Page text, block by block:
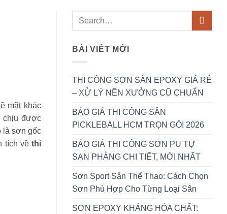
mặt khác
chịu được
là sơn gốc
tích vềthi
BÀI VIẾT MỚI
THI CÔNG SƠN SÀN EPOXY GIÁ RẺ
– XỬ LÝ NỀN XƯỞNG CŨ CHUẨN
BÁO GIÁ THI CÔNG SÂN
PICKLEBALL HCM TRỌN GÓI 2026
BÁO GIÁ THI CÔNG SƠN PU TỰ
SAN PHẲNG CHI TIẾT, MỚI NHẤT
Sơn Sport Sân Thể Thao: Cách Chọn
Sơn Phù Hợp Cho Từng Loại Sân
SƠN EPOXY KHÁNG HÓA CHẤT: